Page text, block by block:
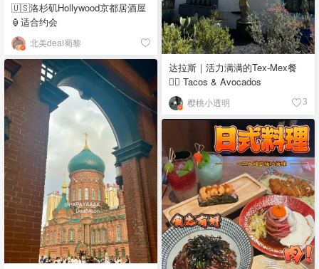
🇺🇸洛杉矶Hollywood京都居酒屋
🏮适合约会
北美deal蜀黎
达拉斯｜活力满满的Tex-Mex餐
👉🏼 Tacos & Avocados
樱桃小透明 3